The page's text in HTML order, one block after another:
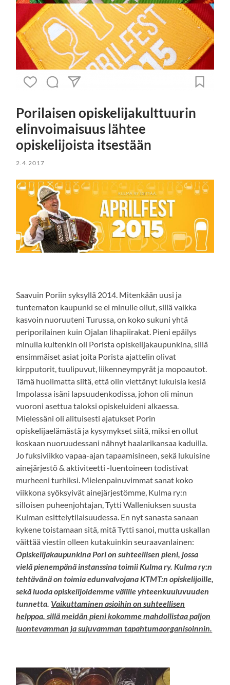
Porilaisen opiskelijakulttuurin
elinvoimaisuus lähtee
opiskelijoista itsestään
2.4.2017
Saavuin Poriin syksyllä 2014. Mitenkään uusi ja
tuntematon kaupunki se ei minulle ollut, sillä vaikka
kasvoin nuoruuteni Turussa, on koko sukuni yhtä
periporilainen kuin Ojalan lihapiirakat. Pieni epäilys
minulla kuitenkin oli Porista opiskelijakaupunkina, sillä
ensimmäiset asiat joita Porista ajattelin olivat
kirpputorit, tuulipuvut, liikenneympyrät ja mopoautot.
Tämä huolimatta siitä, että olin viettänyt lukuisia kesiä
Impolassa isäni lapsuudenkodissa, johon oli minun
vuoroni asettua taloksi opiskeluideni alkaessa.
Mielessäni oli alituisesti ajatukset Porin
opiskelijaelämästä ja kysymykset siitä, miksi en ollut
koskaan nuoruudessani nähnyt haalarikansaa kaduilla.
Jo fuksiviikko vapaa-ajan tapaamisineen, sekä lukuisine
ainejärjestö & aktiviteetti -luentoineen todistivat
murheeni turhiksi. Mielenpainuvimmat sanat koko
viikkona syöksyivät ainejärjestömme, Kulma ry:n
silloisen puheenjohtajan, Tytti Walleniuksen suusta
Kulman esittelytilaisuudessa. En nyt sanasta sanaan
kykene toistamaan sitä, mitä Tytti sanoi, mutta uskallan
väittää viestin olleen kutakuinkin seuraavanlainen:
Opiskelijakaupunkina Pori on suhteellisen pieni, jossa
vielä pienempänä instanssina toimii Kulma ry. Kulma ry:n
tehtävänä on toimia edunvalvojana KTMT:n opiskelijoille,
sekä luoda opiskelijoidemme välille yhteenkuuluvuuden
tunnetta. Vaikuttaminen asioihin on suhteellisen
helppoa, sillä meidän pieni kokomme mahdollistaa paljon
luontevamman ja sujuvamman tapahtumaorganisoinnin.